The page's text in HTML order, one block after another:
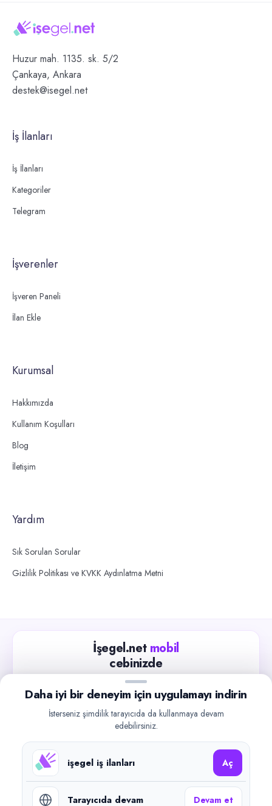
Huzur mah. 1135. sk. 5/2
Çankaya, Ankara
destek@isegel.net
İş İlanları
İş İlanları
Kategoriler
Telegram
İşverenler
İşveren Paneli
İlan Ekle
Kurumsal
Hakkımızda
Kullanım Koşulları
Blog
İletişim
Yardım
Sık Sorulan Sorular
Gizlilik Politikası ve KVKK Aydınlatma Metni
İşegel.net mobil
cebinizde
Güncel iş ilanlarını takip edin, işverenlerle hızlıca
iletişime geçin.
Google Play
©2026işegel.net. Tüm hakları saklıdır.
Daha iyi bir deneyim için uygulamayı indirin
İsterseniz şimdilik tarayıcıda da kullanmaya devam
edebilirsiniz.
işegel iş ilanları Aç
Tarayıcıda devam Devam et